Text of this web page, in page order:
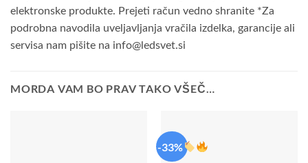
elektronske produkte. Prejeti račun vedno shranite *Za
podrobna navodila uveljavljanja vračila izdelka, garancije ali
servisa nam pišite na info@ledsvet.si
MORDA VAM BO PRAV TAKO VŠEČ…
-33%